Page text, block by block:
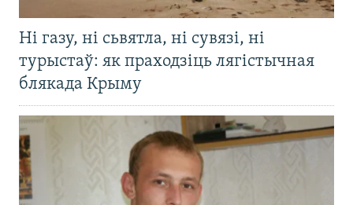
Ні газу, ні сьвятла, ні сувязі, ні
турыстаў: як праходзіць лягістычная
блякада Крыму